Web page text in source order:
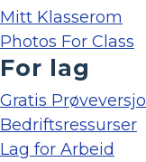
Mitt Klasserom
Photos For Class
For lag
Gratis
Bedriftsressurser
Lag for Arbeid